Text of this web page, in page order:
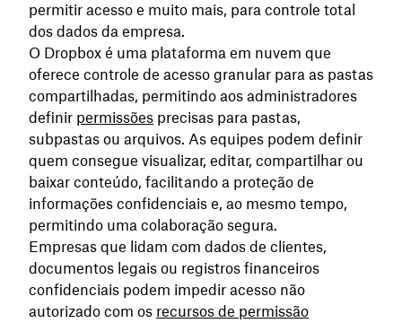
permitir acesso e muito mais, para controle total
dos dados da empresa.
O Dropbox é uma plataforma em nuvem que
oferece controle de acesso granular para as pastas
compartilhadas, permitindo aos administradores
definir permissões precisas para pastas,
subpastas ou arquivos. As equipes podem definir
quem consegue visualizar, editar, compartilhar ou
baixar conteúdo, facilitando a proteção de
informações confidenciais e, ao mesmo tempo,
permitindo uma colaboração segura.
Empresas que lidam com dados de clientes,
documentos legais ou registros financeiros
confidenciais podem impedir acesso não
autorizado com os recursos de permissão